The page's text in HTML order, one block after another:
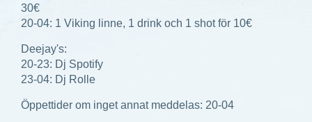
30€
20-04: 1 Viking linne, 1 drink och 1 shot för 10€
Deejay's:
20-23: Dj Spotify
23-04: Dj Rolle
Öppettider om inget annat meddelas: 20-04